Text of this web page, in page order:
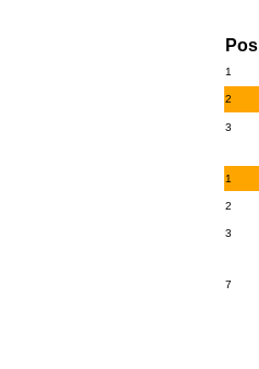
Pos
1
2
3
1
2
3
7